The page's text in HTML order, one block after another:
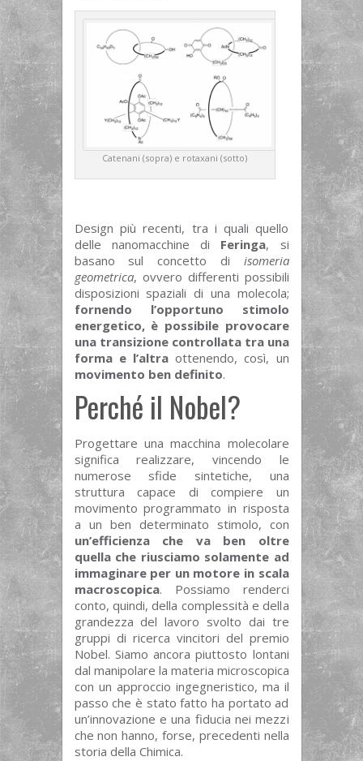
Catenani (sopra) e rotaxani (sotto)
Design più recenti, tra i quali quello
delle nanomacchine di Feringa, si
basano sul concetto di isomeria
geometrica, ovvero differenti possibili
disposizioni spaziali di una molecola;
fornendo l’opportuno stimolo
energetico, è possibile provocare
una transizione controllata tra una
forma e l’altraottenendo, così, un
movimento ben definito.
Perché il Nobel?
Progettare una macchina molecolare
significa realizzare, vincendo le
numerose sfide sintetiche, una
struttura capace di compiere un
movimento programmato in risposta
a un ben determinato stimolo, con
un’efficienza che va ben oltre
quella che riusciamo solamente ad
immaginare per un motore in scala
macroscopica. Possiamo renderci
conto, quindi, della complessità e della
grandezza del lavoro svolto dai tre
gruppi di ricerca vincitori del premio
Nobel. Siamo ancora piuttosto lontani
dal manipolare la materia microscopica
con un approccio ingegneristico, ma il
passo che è stato fatto ha portato ad
un’innovazione e una fiducia nei mezzi
che non hanno, forse, precedenti nella
storia della Chimica.